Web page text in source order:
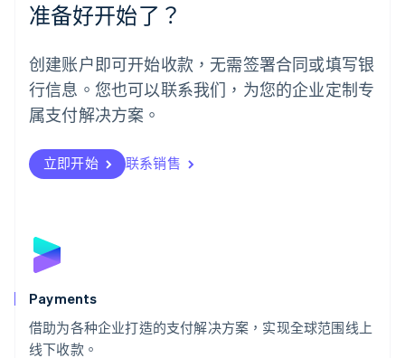
准备好开始了？
创建账户即可开始收款，无需签署合同或填写银
行信息。您也可以联系我们，为您的企业定制专
属支付解决方案。
立即开始 联系销售
Payments
借助为各种企业打造的支付解决方案，实现全球范围线上
线下收款。
挪威
葡萄牙
Português English
日本
日本語English
瑞典
瑞士
DeutschFrançais
English
斯洛文尼亚
泰国
ไทยEnglish
希腊